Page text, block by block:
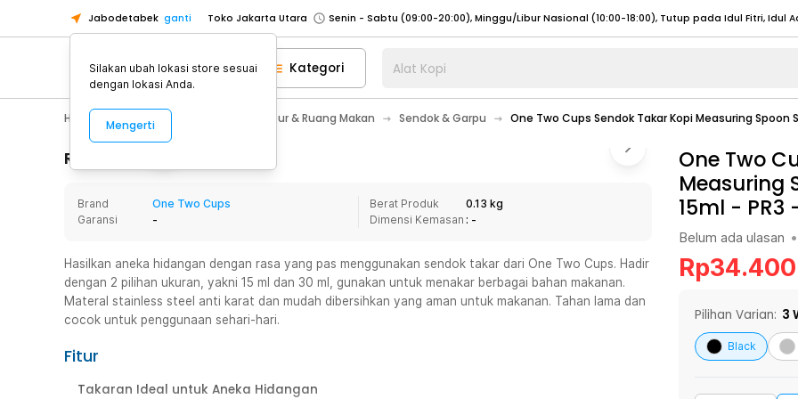
Jabodetabek ganti Toko Jakarta Utara
Toko Tangerang
Toko Cikupa
Pick n Go Jakarta Barat
Senin - Jumat (07:00 - 20:00), Sabtu - Minggu (08:00 - 20:00), Tutup pada Idul Fitri
Pick n Go Bekasi
Senin - Jumat (08:00 - 20:00), Sabtu - Minggu/ Libur Nasional (08:00 - 17:00) Selengkapnya
Senin - Jumat (08:00 - 20:00), Sabtu - Minggu/ Libur Nasional (08:00 - 17:00) Selengkapnya
Senin - Sabtu (09:00-20:00), Minggu/Libur Nasional (12:00-20:00), Tutup pada Idul Fitri
Toko Jakarta Barat
Senin - Sabtu (09:00-20:00), Minggu/Libur Nasional (12:00-20:00), Tutup pada Idul Fitri
Toko Tangerang
Toko Cikupa
Pick n Go Jakarta Barat
Senin - Jumat (07:00 - 20:00), Sabtu - Minggu (08:00 - 20:00), Tutup pada Idul Fitri
Senin - Jumat (08:00 - 20:00), Sabtu - Minggu/ Libur Nasional (08:00 - 17:00) Selengkapnya
Kategori Alat Kopi
Home Appliance Perlengkapan Dapur & Ruang Makan Sendok & Garpu One Two Cups Sendok Takar Kopi Measuring Spoon
Rincian Produk
Brand
One Two Cups
Garansi
-
Berat Produk
0.13 kg
Dimensi Kemasan : -
Hasilkan aneka hidangan dengan rasa yang pas menggunakan sendok takar dari One Two Cups. Hadir
dengan 2 pilihan ukuran, yakni 15 ml dan 30 ml, gunakan untuk menakar berbagai bahan makanan.
Materal stainless steel anti karat dan mudah dibersihkan yang aman untuk makanan. Tahan lama dan
cocok untuk penggunaan sehari-hari.
Fitur
Takaran Ideal untuk Aneka Hidangan
One Two
Measuring
15ml - PR3
Belum ada ulasan •
Rp34.400
Pilihan Varian: 3
Black
Silakan ubah lokasi store sesuai
dengan lokasi Anda.
Mengerti